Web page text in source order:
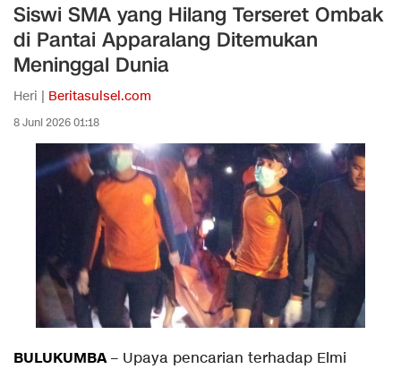
Siswi SMA yang Hilang Terseret Ombak
di Pantai Apparalang Ditemukan
Meninggal Dunia
Heri | Beritasulsel.com
8 Juni 2026 01:18
BULUKUMBA– Upaya pencarian terhadap Elmi